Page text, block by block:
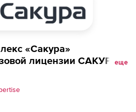
«Сакура»
лицензии САКУРА-еще